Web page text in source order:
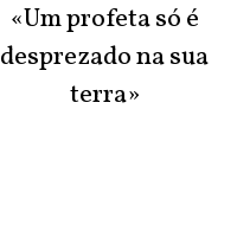
«Um profeta só é
desprezado na sua
terra»